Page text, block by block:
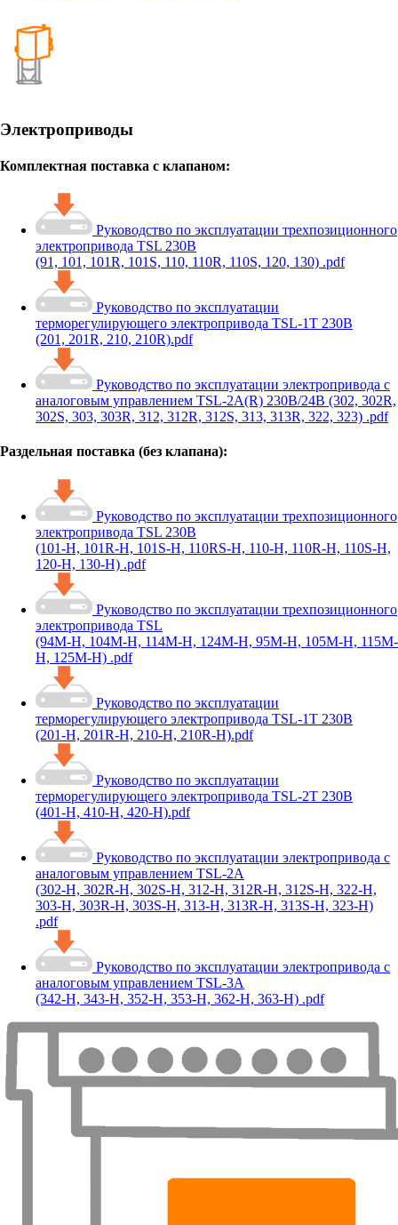
Электроприводы
Комплектная поставка с клапаном:
Руководство по эксплуатации трехпозиционного
электропривода TSL 230В
(91, 101, 101R, 101S, 110, 110R, 110S, 120, 130) .pdf
Руководство по эксплуатации
терморегулирующего электропривода TSL-1Т 230В
(201, 201R, 210, 210R).pdf
Руководство по эксплуатации электропривода с
аналоговым управлением TSL-2A(R) 230В/24В (302, 302R,
302S, 303, 303R, 312, 312R, 312S, 313, 313R, 322, 323) .pdf
Раздельная поставка (без клапана):
Руководство по эксплуатации трехпозиционного
электропривода TSL 230В
(101-Н, 101R-Н, 101S-Н, 110RS-Н, 110-Н, 110R-Н, 110S-Н,
120-Н, 130-Н) .pdf
Руководство по эксплуатации трехпозиционного
электропривода TSL
(94М-Н, 104М-Н, 114М-Н, 124М-Н, 95М-Н, 105М-Н, 115М-
Н, 125М-Н) .pdf
Руководство по эксплуатации
терморегулирующего электропривода TSL-1Т 230В
(201-Н, 201R-Н, 210-Н, 210R-Н).pdf
Руководство по эксплуатации
терморегулирующего электропривода TSL-2Т 230В
(401-Н, 410-Н, 420-Н).pdf
Руководство по эксплуатации электропривода с
аналоговым управлением TSL-2A
(302-Н, 302R-Н, 302S-Н, 312-Н, 312R-Н, 312S-Н, 322-Н,
303-Н, 303R-Н, 303S-Н, 313-Н, 313R-Н, 313S-Н, 323-Н)
.pdf
Руководство по эксплуатации электропривода с
аналоговым управлением TSL-3A
(342-Н, 343-Н, 352-Н, 353-Н, 362-Н, 363-Н) .pdf